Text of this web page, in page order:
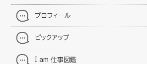
プロフィール
ピックアップ
I am 仕事図鑑